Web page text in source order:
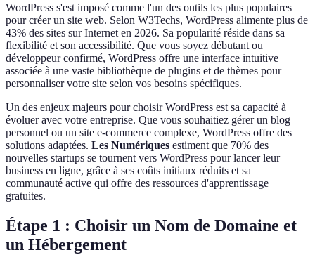
WordPress s'est imposé comme l'un des outils les plus populaires
pour créer un site web. Selon W3Techs, WordPress alimente plus de
43% des sites sur Internet en 2026. Sa popularité réside dans sa
flexibilité et son accessibilité. Que vous soyez débutant ou
développeur confirmé, WordPress offre une interface intuitive
associée à une vaste bibliothèque de plugins et de thèmes pour
personnaliser votre site selon vos besoins spécifiques.
Un des enjeux majeurs pour choisir WordPress est sa capacité à
évoluer avec votre entreprise. Que vous souhaitiez gérer un blog
personnel ou un site e-commerce complexe, WordPress offre des
solutions adaptées. Les Numériques estiment que 70% des
nouvelles startups se tournent vers WordPress pour lancer leur
business en ligne, grâce à ses coûts initiaux réduits et sa
communauté active qui offre des ressources d'apprentissage
gratuites.
Étape 1 : Choisir un Nom de Domaine et
un Hébergement